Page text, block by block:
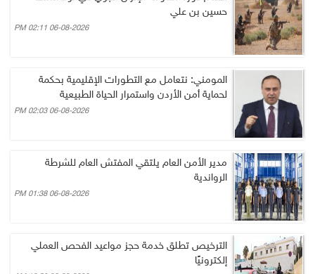
حسين بن علي
06-08-2026 02:11 PM
المومني: نتعامل مع التطورات الإقليمية بحكمة
لحماية أمن الأردن واستمرار الحياة الطبيعية
06-08-2026 02:03 PM
مدير الأمن العام يلتقي المفتش العام للشرطة
الرواندية
06-08-2026 01:38 PM
الترخيص تطلق خدمة حجز مواعيد الفحص العملي
إلكترونيًا